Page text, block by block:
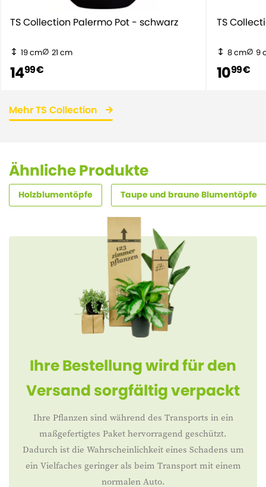
TS Collection Palermo Pot - schwarz
19 cm 21 cm
1499 €
TS
8 cm 9
1099 €
Mehr TS Collection
Ähnliche Produkte
Holzblumentöpfe Taupe und braune Blumentöpfe
Ihre Bestellung wird für den
Versand sorgfältig verpackt
Ihre Pflanzen sind während des Transports in ein
maßgefertigtes Paket hervorragend geschützt.
Dadurch ist die Wahrscheinlichkeit eines Schadens um
ein Vielfaches geringer als beim Transport mit einem
normalen Auto.